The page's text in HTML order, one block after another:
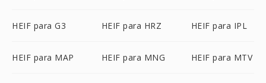
HEIF para G3 HEIF para HRZ HEIF para IPL
HEIF para MAP HEIF para MNG HEIF para MTV